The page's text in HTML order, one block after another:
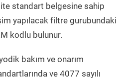
standart belgesine sahip
yapılacak filtre gurubundaki
kodlu bulunur.
bakım ve onarım
ve 4077 sayılı